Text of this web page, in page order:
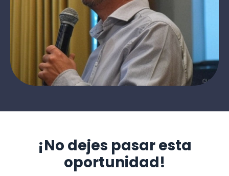
¡No dejes pasar esta
oportunidad!